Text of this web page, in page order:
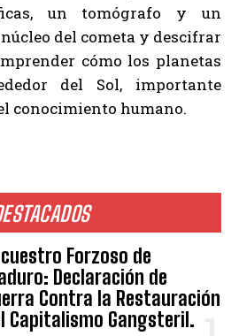
Forzoso de
Declaración de
Contra la Restauración
Capitalismo Gangsteril.
un tomógrafo y un
del cometa y descifrar
cómo los planetas
del Sol, importante
conocimiento humano.